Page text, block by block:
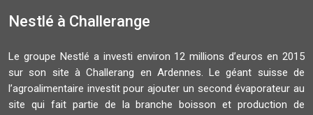
Nestlé à Challerange
Le groupe Nestlé a investi environ 12 millions d’euros en 2015
sur son site à Challerang en Ardennes. Le géant suisse de
l’agroalimentaire investit pour ajouter un second évaporateur au
site qui fait partie de la branche boisson et production de